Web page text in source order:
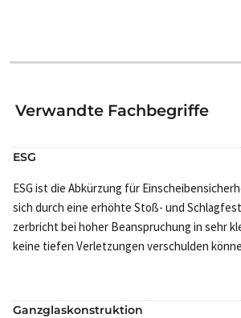
Verwandte Fachbegriffe
ESG
ESG ist die Abkürzung für
sich durch eine erhöhte Stoß- und
zerbricht bei hoher Beanspruchung in sehr
keine tiefen Verletzungen verschulden
Ganzglaskonstruktion